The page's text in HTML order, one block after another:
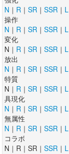
N ｜ R ｜ SR ｜ SSR ｜ L
操作
N ｜ R ｜ SR ｜ SSR ｜ L
変化
N｜ R ｜ SR ｜ SSR ｜ L
放出
N ｜ R ｜ SR ｜ SSR ｜ L
特質
N｜ R ｜ SR ｜ SSR ｜ L
具現化
N ｜ R ｜ SR ｜ SSR ｜ L
無属性
N ｜ R ｜ SR ｜ SSR ｜ L
コラボ
N｜R｜SR｜ SSR ｜ L